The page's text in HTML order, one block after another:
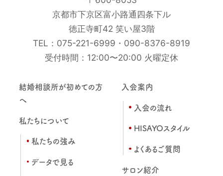
京都市下京区富小路通四条下ル
徳正寺町42 笑い屋3階
TEL： 075-221-6999 ・ 090-8376-8919
受付時間：12:00〜20:00 火曜定休
結婚相談所が初めての方
へ
私たちについて
私たちの強み
データで見る
入会案内
入会の流れ
HISAYOスタイル
よくあるご質問
サロン紹介